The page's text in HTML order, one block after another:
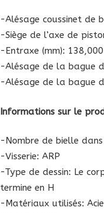
-Alésage coussinet de
-Siège de l’axe de
-Entraxe (mm): 138,000
-Alésage de la bague
-Alésage de la bague
Informations sur le
-Nombre de bielle
-Visserie: ARP
-Type de dessin: Le
termine en H
-Matériaux utilisés: